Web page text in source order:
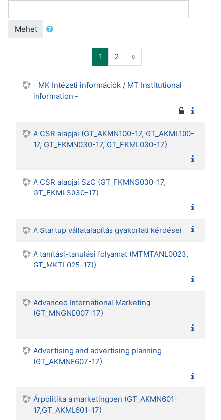
Mehet
1 (aktuális)
2 »Következő
- MK Intézeti információk / MT Institutional
information -
A CSR alapjai (GT_AKMN100-17, GT_AKML100-
17, GT_FKMN030-17, GT_FKML030-17)
A CSR alapjai SzC (GT_FKMNS030-17,
GT_FKMLS030-17)
A Startup vállatalapítás gyakorlati kérdései
A tanítási-tanulási folyamat (MTMTANL0023,
GT_MKTL025-17))
Advanced International Marketing
(GT_MNGNE007-17)
Advertising and advertising planning
(GT_AKMNE607-17)
Árpolitika a marketingben (GT_AKMN601-
17,GT_AKML601-17)